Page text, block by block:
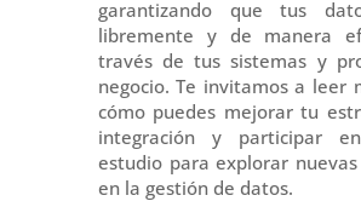
garantizando que tus
libremente y de manera
través de tus sistemas y
negocio. Te invitamos a leer
cómo puedes mejorar tu
integración y participar
estudio para explorar
en la gestión de datos.